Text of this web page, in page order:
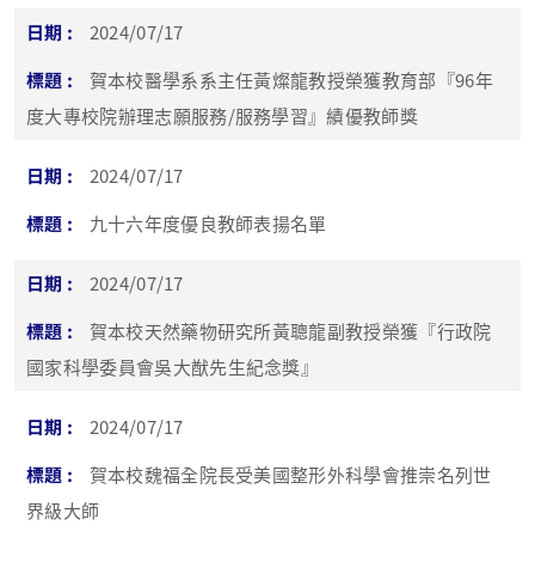
2024/07/17
賀本校醫學系系主任黃燦龍教授榮獲教育部『96年
度大專校院辦理志願服務/服務學習』績優教師獎
2024/07/17
九十六年度優良教師表揚名單
2024/07/17
賀本校天然藥物研究所黃聰龍副教授榮獲『行政院
國家科學委員會吳大猷先生紀念獎』
2024/07/17
賀本校魏福全院長受美國整形外科學會推崇名列世
界級大師